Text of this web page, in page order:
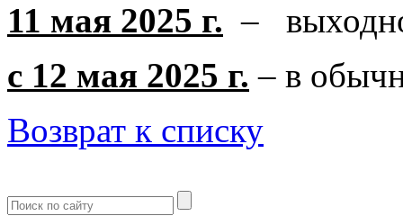
11 мая 2025 г. –
с 12 мая 2025 г. – в
Возврат к списку